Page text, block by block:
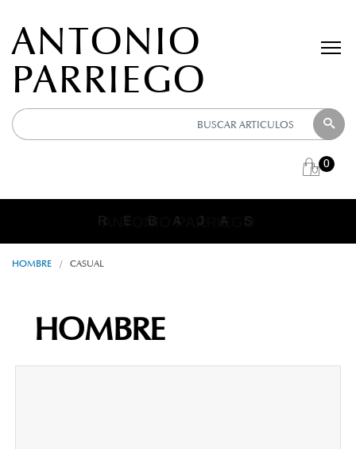
ANTONIO
PARRIEGO
0
R E B A J A S
ANTONIO PARRIEGO
HOMBRE / CASUAL
HOMBRE